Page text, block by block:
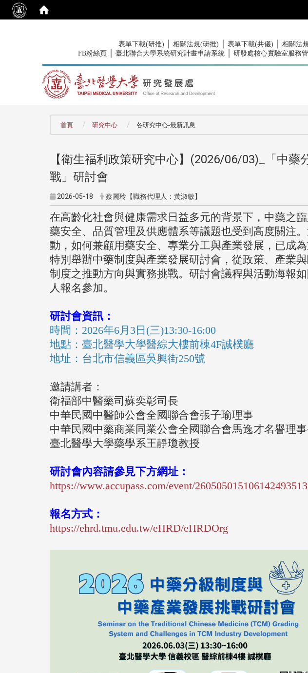
表單下載(研推) 相關法規(研推) 表單下載(共儀) 相關法
FB粉絲頁 臺北聯合大學系統研究計畫申請系統 研發處核心實驗室服務
首頁 研究中心 各研究中心-最新訊息
【衛生福利政策研究中心】(2026/06/03)_「中藥
戰」研討會
2026-05-18 蔡麗玲【職務代理人：黃淑敏】
在高齡化社會與健康需求日益多元的背景下， 中藥之
藥安全、 品質管理及供應體系等議題也受到高度關注。
動，如何兼顧用藥安全、 專業分工與產業發展，已成
特別舉辦中藥制度與產業發展研討會，從政策、 產業
制度之推動方向與實務挑戰。 研討會議程與活動海報如
人報名參加。
研討會資訊：
時間：2026年6月3日(三)13:30-16:00
地點：臺北醫學大學醫綜大樓前棟4F誠樸廳
地址：台北市信義區吳興街250號
邀請講者：
衛福部中醫藥司蘇奕彰司長
中華民國中醫師公會全國聯合會張子瑜理事
中華民國中藥商業同業公會全國聯合會馬逸才名譽理
臺北醫學大學藥學系王靜瓊教授
研討會內容請參見下方網址：
https://www.accupass.com/event/
報名方式：
https://ehrd.tmu.edu.tw/eHRD/eHRDOrg